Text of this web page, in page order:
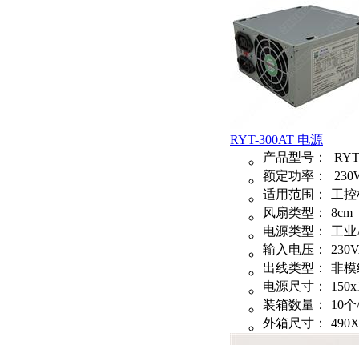
RYT-300AT 电源
产品型号：
额定功率：
适用范围：
工
风扇类型：
8cm
电源类型：
工
输入电压：
出线类型：
非
电源尺寸：
装箱数量：
10
外箱尺寸：